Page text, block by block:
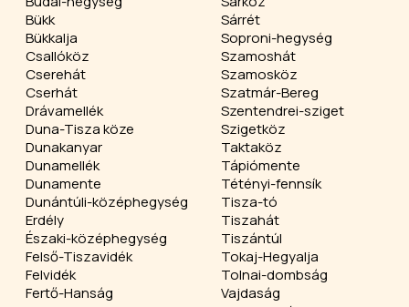
Bükk
Bükkalja
Csallóköz
Cserehát
Cserhát
Drávamellék
Duna-Tisza köze
Dunakanyar
Dunamellék
Dunamente
Dunántúli-középhegység
Erdély
Északi-középhegység
Felső-Tiszavidék
Felvidék
Fertő-Hanság
Sárrét
Soproni-hegység
Szamoshát
Szamosköz
Szatmár-Bereg
Szentendrei-sziget
Szigetköz
Taktaköz
Tápiómente
Tétényi-fennsík
Tisza-tó
Tiszahát
Tiszántúl
Tokaj-Hegyalja
Tolnai-dombság
Vajdaság